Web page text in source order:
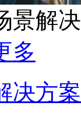
景解
多
决方案